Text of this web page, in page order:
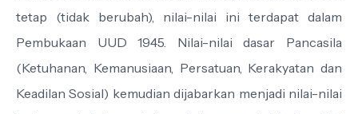
tetap (tidak berubah), nilai-nilai ini terdapat dalam
Pembukaan UUD 1945. Nilai-nilai dasar Pancasila
(Ketuhanan, Kemanusiaan, Persatuan, Kerakyatan dan
Keadilan Sosial) kemudian dijabarkan menjadi nilai-nilai